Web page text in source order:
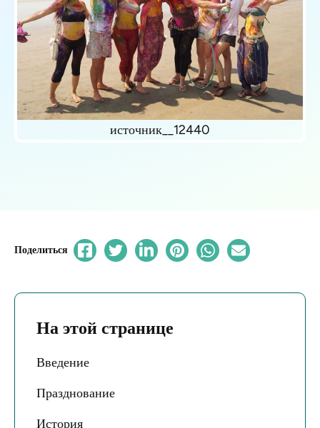
источник__12440
Поделиться
На этой странице
Введение
Празднование
История